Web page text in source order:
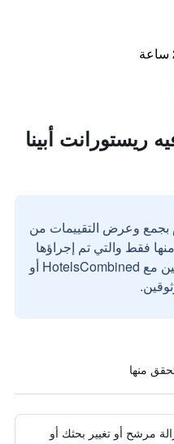
ريستورانت أبينا
بجمع وعرض التقييمات من
فقط والتي تم إجراؤها
بواسطة مستخدمين حقيقيين مع HotelsCombined أو
مرشح أو تغيير بحثك أو